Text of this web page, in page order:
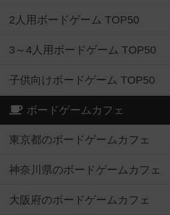
2人用ボードゲーム TOP50
3～4人用ボードゲーム TOP50
子供向けボードゲーム TOP50
ボードゲームカフェ
東京都のボードゲームカフェ
神奈川県のボードゲームカフェ
大阪府のボードゲームカフェ